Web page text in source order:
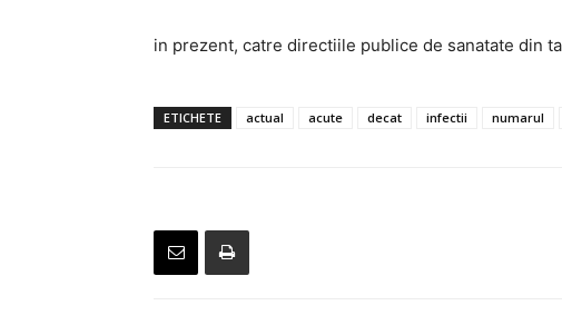
in prezent, catre directiile publice de sanatate din
ETICHETE actual acute decat infectii numarul